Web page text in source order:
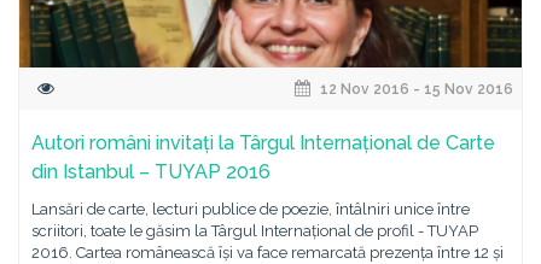
12 Nov 2016 - 15 Nov 2016
Autori români invitați la Târgul Internațional de Carte
din Istanbul – TUYAP 2016
Lansări de carte, lecturi publice de poezie, întâlniri unice între
scriitori, toate le găsim la Târgul Internațional de profil - TUYAP
2016. Cartea românească își va face remarcată prezența între 12 și